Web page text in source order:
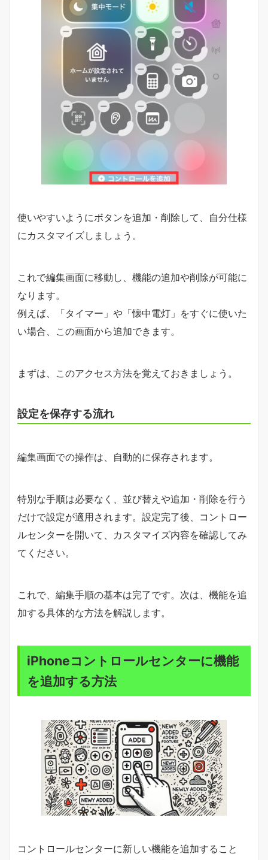
使いやすいようにボタンを追加・削除して、自分仕様
にカスタマイズしましょう。
これで編集画面に移動し、機能の追加や削除が可能に
なります。
例えば、「タイマー」や「懐中電灯」をすぐに使いた
い場合、この画面から追加できます。
まずは、このアクセス方法を覚えておきましょう。
設定を保存する流れ
編集画面での操作は、自動的に保存されます。
特別な手順は必要なく、並び替えや追加・削除を行う
だけで設定が適用されます。設定完了後、コントロー
ルセンターを開いて、カスタマイズ内容を確認してみ
てください。
これで、編集手順の基本は完了です。次は、機能を追
加する具体的な方法を解説します。
iPhoneコントロールセンターに機能
を追加する方法
コントロールセンターに新しい機能を追加すること